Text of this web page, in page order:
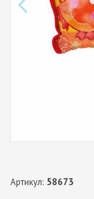
Артикул: 58673